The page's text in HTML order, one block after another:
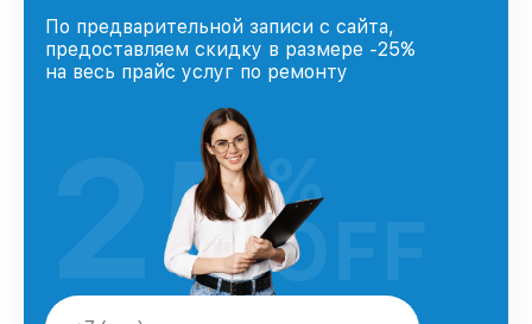
По предварительной записи с сайта,
предоставляем скидку в размере -25%
на весь прайс услуг по ремонту
25%
OFF